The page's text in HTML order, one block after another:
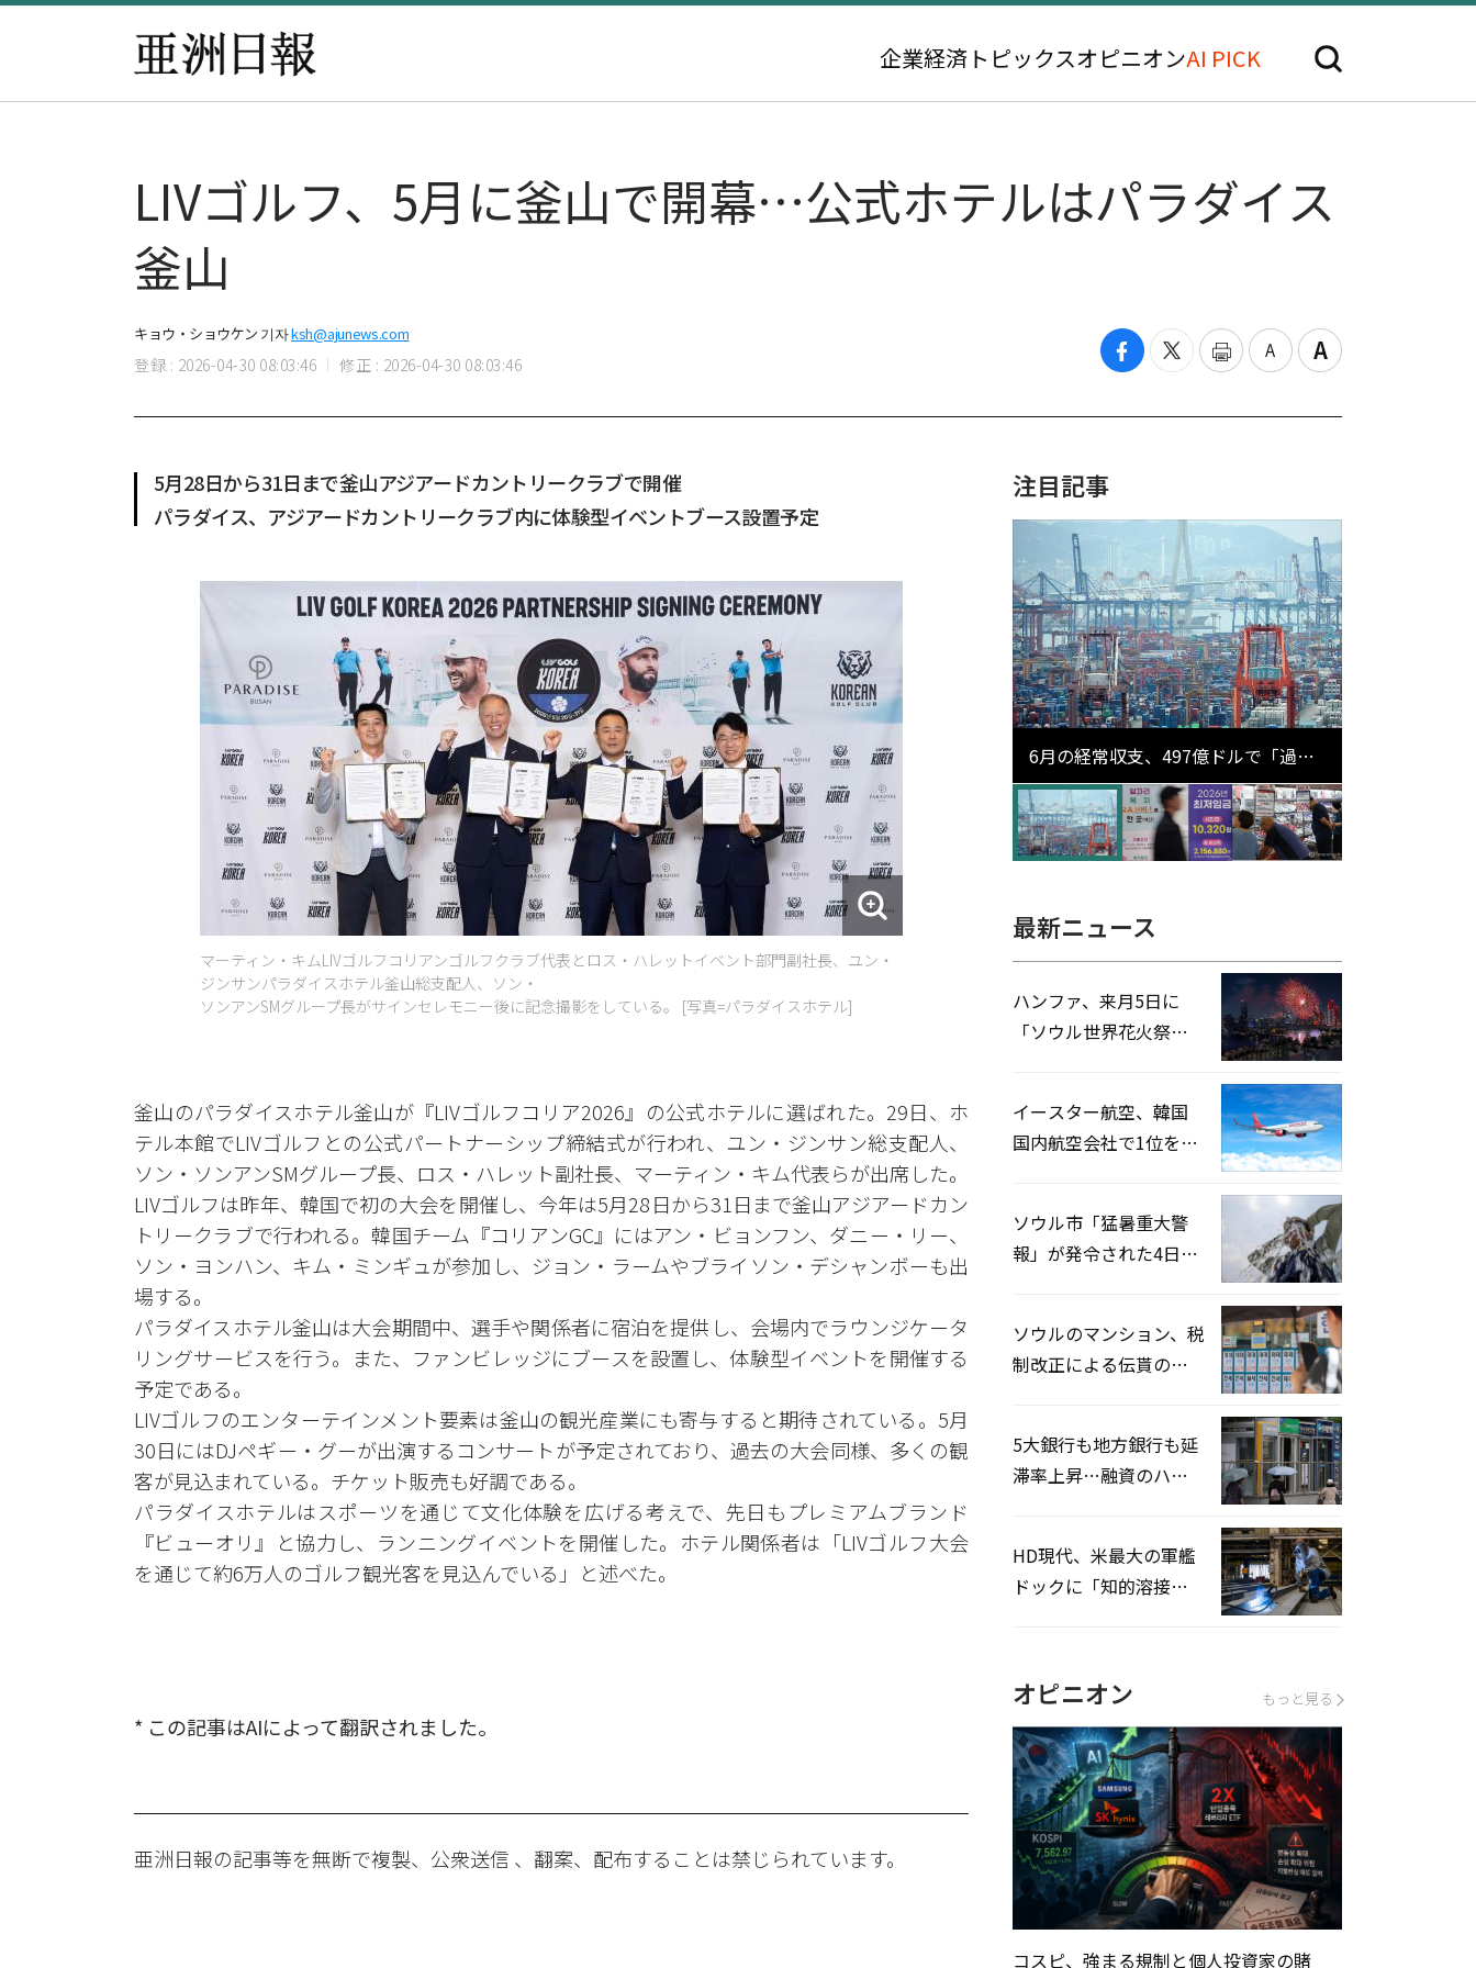
企業経済 トピックスオピニオンAI PICK
LIVゴルフ、5月に釜山で開幕…公式ホテルはパラダイス
釜山
キョウ・ショウケン 기자ksh@ajunews.com
登録 : 2026-04-30 08:03:46 修正 : 2026-04-30 08:03:46
5月28日から31日まで釜山アジアードカントリークラブで開催
パラダイス、アジアードカントリークラブ内に体験型イベントブース設置予定
マーティン・キムLIVゴルフコリアンゴルフクラブ代表とロス・ハレットイベント部門副社長、ユン・
ジンサンパラダイスホテル釜山総支配人、ソン・
ソンアンSMグループ長がサインセレモニー後に記念撮影をしている。 [写真=パラダイスホテル]
釜山のパラダイスホテル釜山が『LIVゴルフコリア2026』の公式ホテルに選ばれた。29日、ホ
テル本館でLIVゴルフとの公式パートナーシップ締結式が行われ、ユン・ジンサン総支配人、
ソン・ソンアンSMグループ長、ロス・ハレット副社長、マーティン・キム代表らが出席した。
LIVゴルフは昨年、韓国で初の大会を開催し、今年は5月28日から31日まで釜山アジアードカン
トリークラブで行われる。韓国チーム『コリアンGC』にはアン・ビョンフン、ダニー・リー、
ソン・ヨンハン、キム・ミンギュが参加し、ジョン・ラームやブライソン・デシャンボーも出
場する。
パラダイスホテル釜山は大会期間中、選手や関係者に宿泊を提供し、会場内でラウンジケータ
リングサービスを行う。また、ファンビレッジにブースを設置し、体験型イベントを開催する
予定である。
LIVゴルフのエンターテインメント要素は釜山の観光産業にも寄与すると期待されている。5月
30日にはDJペギー・グーが出演するコンサートが予定されており、過去の大会同様、多くの観
客が見込まれている。チケット販売も好調である。
パラダイスホテルはスポーツを通じて文化体験を広げる考えで、先日もプレミアムブランド
『ビューオリ』と協力し、ランニングイベントを開催した。ホテル関係者は「LIVゴルフ大会
を通じて約6万人のゴルフ観光客を見込んでいる」と述べた。
* この記事はAIによって翻訳されました。
亜洲日報の記事等を無断で複製、公衆送信 、翻案、配布することは禁じられています。
注目記事
6月の経常収支、497億ドルで「過去
最大」…輸出が初の1000億ドル突破
最新ニュース
ハンファ、来月5日に
「ソウル世界花火祭り
イースター航空、韓国
国内航空会社で1位を記
ソウル市「猛暑重大警
報」が発令された4日、
ソウルのマンション、税
制改正による伝貰の月
5大銀行も地方銀行も延
滞率上昇…融資のハー
HD現代、米最大の軍艦
ドックに「知的溶接」
オピニオン もっと見る
コスピ、強まる規制と個人投資家の賭